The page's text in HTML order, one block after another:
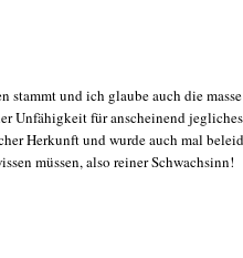
stammt und ich glaube auch die masse
Unfähigkeit für anscheinend jegliches
Herkunft und wurde auch mal
müssen, also reiner Schwachsinn!